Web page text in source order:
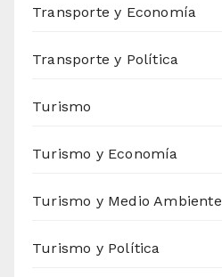
Transporte y Economía
Transporte y Política
Turismo
Turismo y Economía
Turismo y Medio Ambiente
Turismo y Política